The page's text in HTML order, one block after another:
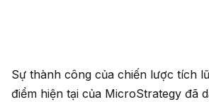
Sự thành công của chiến lược tích
điểm hiện tại của MicroStrategy đã